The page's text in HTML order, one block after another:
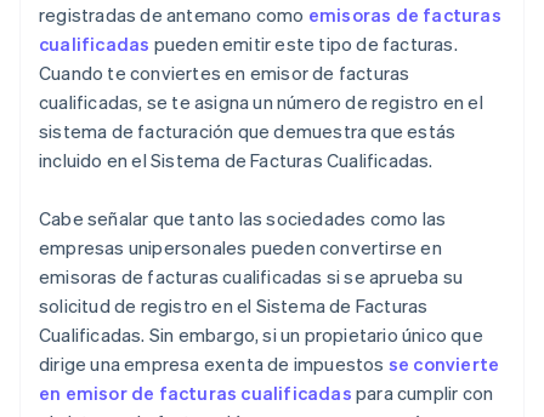
registradas de antemano como emisoras de facturas
cualificadas pueden emitir este tipo de facturas.
Cuando te conviertes en emisor de facturas
cualificadas, se te asigna un número de registro en el
sistema de facturación que demuestra que estás
incluido en el Sistema de Facturas Cualificadas.
Cabe señalar que tanto las sociedades como las
empresas unipersonales pueden convertirse en
emisoras de facturas cualificadas si se aprueba su
solicitud de registro en el Sistema de Facturas
Cualificadas. Sin embargo, si un propietario único que
dirige una empresa exenta de impuestos se convierte
en emisor de facturas cualificadas para cumplir con